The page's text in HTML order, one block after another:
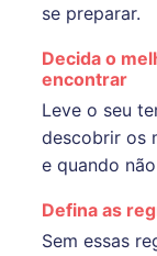
se preparar.
Decida o
encontrar
Leve o seu
descobrir os
e quando
Defina as
Sem essas